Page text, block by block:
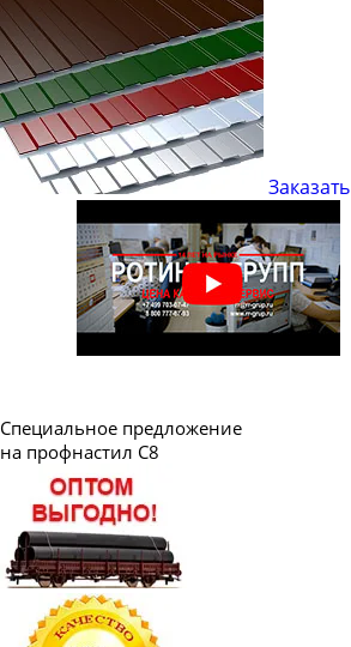
Профнастил профлист НС44
Профнастил профлист Н57
Профнастил профлист Н60
Профнастил профлист Н75
Профнастил профлист Н114Заказать
Специальное предложение
на профнастил C8